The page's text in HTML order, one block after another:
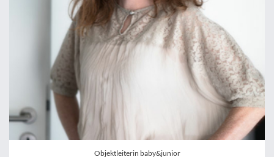
Objektleiterin baby&junior